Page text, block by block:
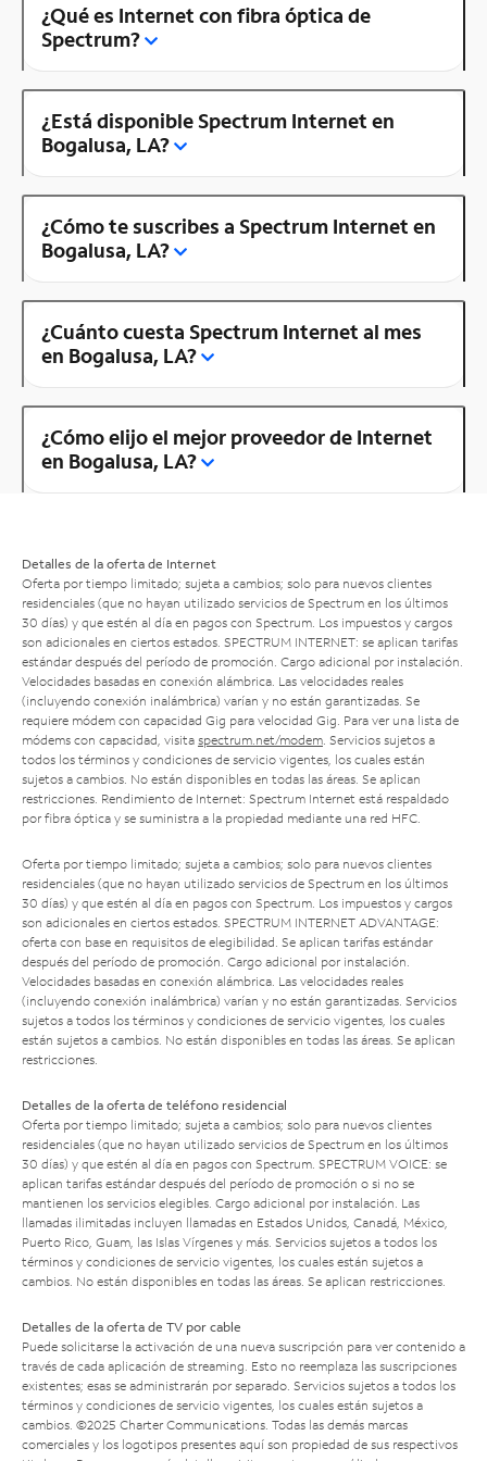
¿Qué es Internet con fibra óptica de
Spectrum?
¿Está disponible Spectrum Internet en
Bogalusa, LA?
¿Cómo te suscribes a Spectrum Internet en
Bogalusa, LA?
¿Cuánto cuesta Spectrum Internet al mes
en Bogalusa, LA?
¿Cómo elijo el mejor proveedor de Internet
en Bogalusa, LA?
Detalles de la oferta de Internet
Oferta por tiempo limitado; sujeta a cambios; solo para nuevos clientes
residenciales (que no hayan utilizado servicios de Spectrum en los últimos
30 días) y que estén al día en pagos con Spectrum. Los impuestos y cargos
son adicionales en ciertos estados. SPECTRUM INTERNET: se aplican tarifas
estándar después del período de promoción. Cargo adicional por instalación.
Velocidades basadas en conexión alámbrica. Las velocidades reales
(incluyendo conexión inalámbrica) varían y no están garantizadas. Se
requiere módem con capacidad Gig para velocidad Gig. Para ver una lista de
módems con capacidad, visita spectrum.net/modem . Servicios sujetos a
todos los términos y condiciones de servicio vigentes, los cuales están
sujetos a cambios. No están disponibles en todas las áreas. Se aplican
restricciones. Rendimiento de Internet: Spectrum Internet está respaldado
por fibra óptica y se suministra a la propiedad mediante una red HFC.
Oferta por tiempo limitado; sujeta a cambios; solo para nuevos clientes
residenciales (que no hayan utilizado servicios de Spectrum en los últimos
30 días) y que estén al día en pagos con Spectrum. Los impuestos y cargos
son adicionales en ciertos estados. SPECTRUM INTERNET ADVANTAGE:
oferta con base en requisitos de elegibilidad. Se aplican tarifas estándar
después del período de promoción. Cargo adicional por instalación.
Velocidades basadas en conexión alámbrica. Las velocidades reales
(incluyendo conexión inalámbrica) varían y no están garantizadas. Servicios
sujetos a todos los términos y condiciones de servicio vigentes, los cuales
están sujetos a cambios. No están disponibles en todas las áreas. Se aplican
restricciones.
Detalles de la oferta de teléfono residencial
Oferta por tiempo limitado; sujeta a cambios; solo para nuevos clientes
residenciales (que no hayan utilizado servicios de Spectrum en los últimos
30 días) y que estén al día en pagos con Spectrum. SPECTRUM VOICE: se
aplican tarifas estándar después del período de promoción o si no se
mantienen los servicios elegibles. Cargo adicional por instalación. Las
llamadas ilimitadas incluyen llamadas en Estados Unidos, Canadá, México,
Puerto Rico, Guam, las Islas Vírgenes y más. Servicios sujetos a todos los
términos y condiciones de servicio vigentes, los cuales están sujetos a
cambios. No están disponibles en todas las áreas. Se aplican restricciones.
Detalles de la oferta de TV por cable
Puede solicitarse la activación de una nueva suscripción para ver contenido a
través de cada aplicación de streaming. Esto no reemplaza las suscripciones
existentes; esas se administrarán por separado. Servicios sujetos a todos los
términos y condiciones de servicio vigentes, los cuales están sujetos a
cambios. ©2025 Charter Communications. Todas las demás marcas
comerciales y los logotipos presentes aquí son propiedad de sus respectivos